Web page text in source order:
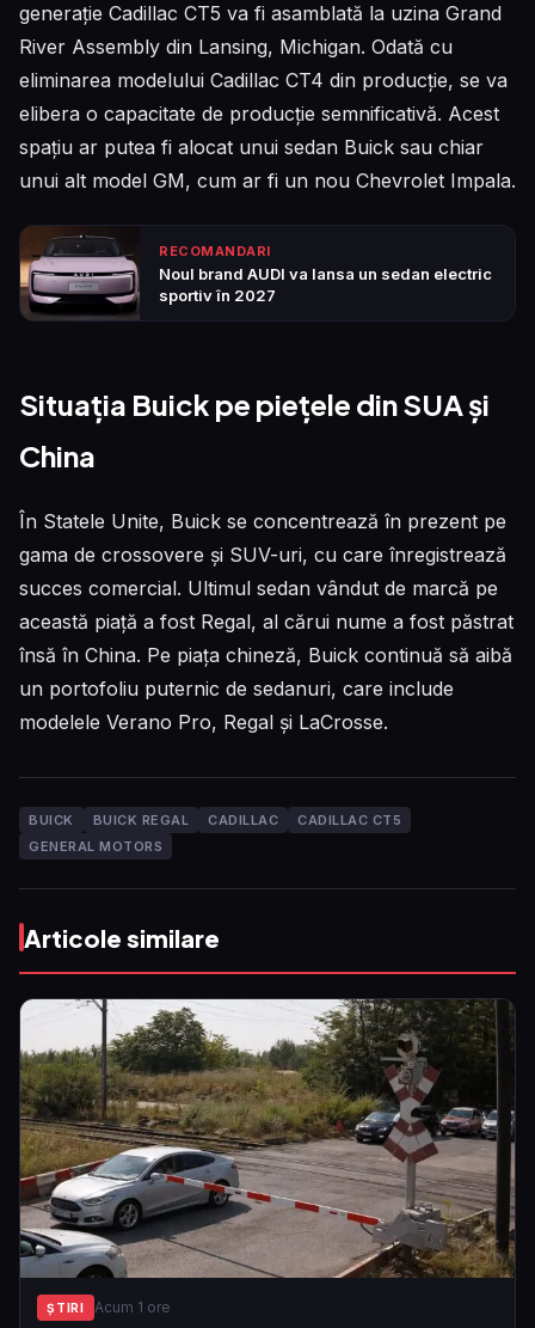
generație Cadillac CT5 va fi asamblată la uzina Grand
River Assembly din Lansing, Michigan. Odată cu
eliminarea modelului Cadillac CT4 din producție, se va
elibera o capacitate de producție semnificativă. Acest
spațiu ar putea fi alocat unui sedan Buick sau chiar
unui alt model GM, cum ar fi un nou Chevrolet Impala.
RECOMANDARI
Noul brand AUDI va lansa un sedan electric
sportiv în 2027
Situația Buick pe piețele din SUA și
China
În Statele Unite, Buick se concentrează în prezent pe
gama de crossovere și SUV-uri, cu care înregistrează
succes comercial. Ultimul sedan vândut de marcă pe
această piață a fost Regal, al cărui nume a fost păstrat
însă în China. Pe piața chineză, Buick continuă să aibă
un portofoliu puternic de sedanuri, care include
modelele Verano Pro, Regal și LaCrosse.
BUICK BUICK REGAL CADILLAC
CADILLAC CT5
GENERAL MOTORS
Articole similare
ŞTIRI Acum 1 ore